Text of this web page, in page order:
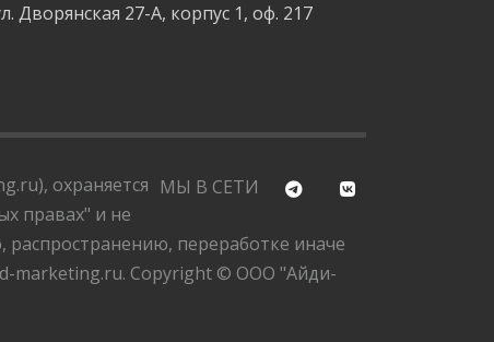
Дворянская 27-А, корпус 1, оф. 217
МЫ В СЕТИ
охраняется
правах" и не
переработке иначе
marketing.ru. Copyright © ООО "Айди-